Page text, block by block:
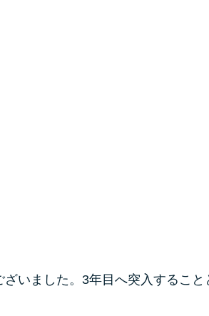
いました。3年目へ突入すること